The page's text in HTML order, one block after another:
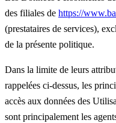
des filiales de https://
(prestataires de services),
de la présente politique.
Dans la limite de leurs
rappelées ci-dessus, les
accès aux données des
sont principalement les